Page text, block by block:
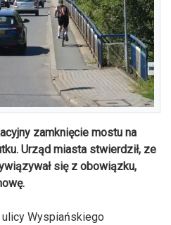
zamknięcie mostu na
Urząd miasta stwierdził, ze
się z obowiązku,
Wyspiańskiego